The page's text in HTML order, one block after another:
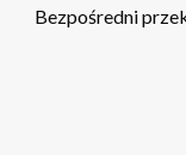
Bezpośredni